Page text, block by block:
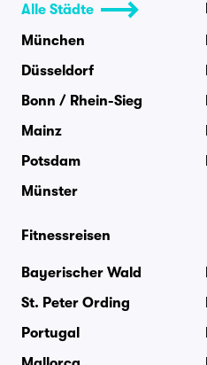
Alle Städte
München
Düsseldorf
Bonn / Rhein-Sieg
Mainz
Potsdam
Münster
Fitnessreisen
Bayerischer Wald
St. Peter Ording
Portugal